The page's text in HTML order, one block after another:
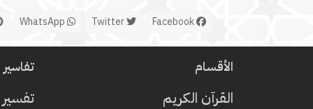
Facebook
Twitter
الأقسام
القرآن الكريم